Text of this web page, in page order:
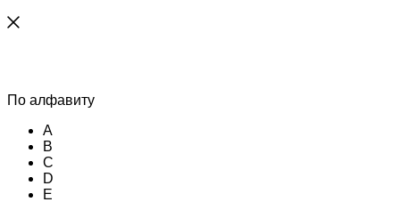
По алфавиту
A
B
C
D
E